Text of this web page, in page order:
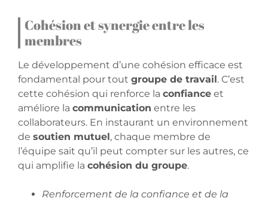
Cohésion et synergie entre les
membres
Le développement d’une cohésion efficace est
fondamental pour tout groupe de travail . C’est
cette cohésion qui renforce la confiance et
améliore la communication entre les
collaborateurs. En instaurant un environnement
de soutien mutuel , chaque membre de
l’équipe sait qu’il peut compter sur les autres, ce
qui amplifie la cohésion du groupe.
Renforcement de la confiance et de la